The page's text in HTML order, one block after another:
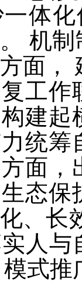
体
机
面，
工作
建起
统筹
面，
态保
、长
人与
式